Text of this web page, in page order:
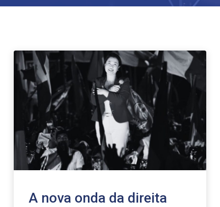
A nova onda da direita